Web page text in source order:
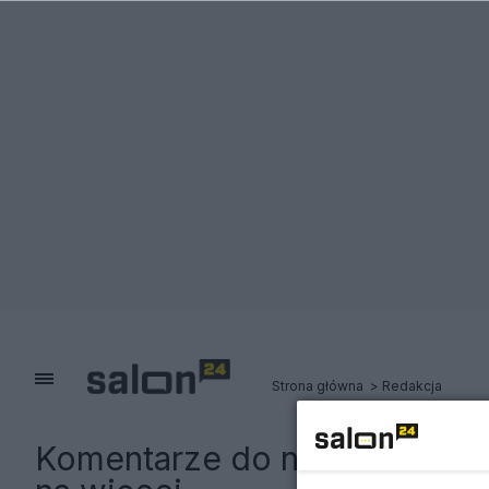
Strona główna Redakcja
Komentarze do notki: